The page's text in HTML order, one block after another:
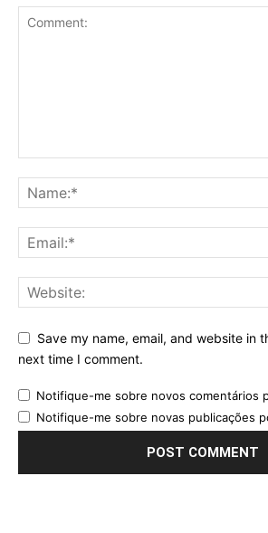
Save my name, email, and website in
next time I comment.
Notifique-me sobre novos comentários
Notifique-me sobre novas publicações